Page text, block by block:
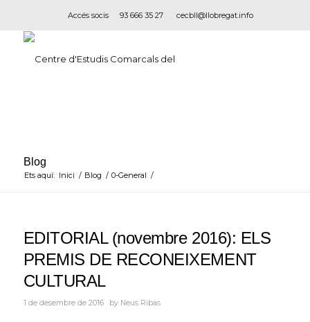
Accés socis 93 666 35 27 cecbll@llobregat.info
Blog
Ets aquí: Inici / Blog / 0-General /
EDITORIAL (novembre 2016): ELS
PREMIS DE RECONEIXEMENT
CULTURAL
1 de desembre de 2016 by Neus Ribas